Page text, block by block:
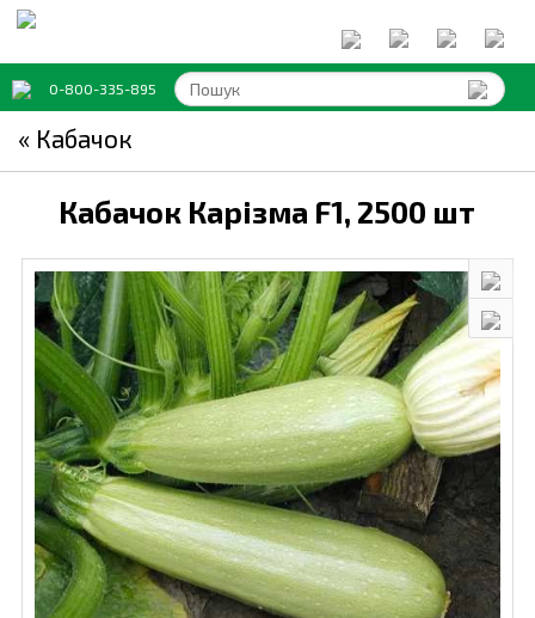
0-800-335-895
« Кабачок
Кабачок Карізма F1, 2500 шт